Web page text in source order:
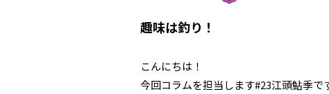
趣味は釣り！
こんにちは！
今回コラムを担当します#23江頭鮎季で